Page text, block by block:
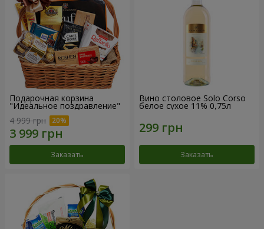
Подарочная корзина
"Идеальное поздравление"
4 999 грн
Заказать
Вино столовое Solo Corso
белое сухое 11% 0,75л
Заказать